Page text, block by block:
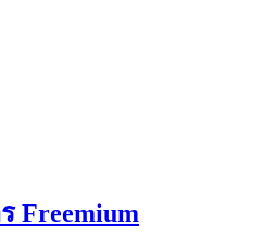
Freemium